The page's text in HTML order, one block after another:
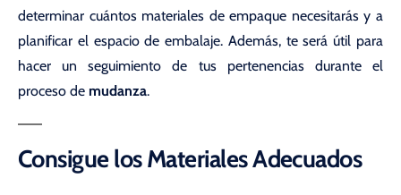
determinar cuántos materiales de empaque necesitarás y a
planificar el espacio de embalaje. Además, te será útil para
hacer un seguimiento de tus pertenencias durante el
proceso de mudanza.
Consigue los Materiales Adecuados